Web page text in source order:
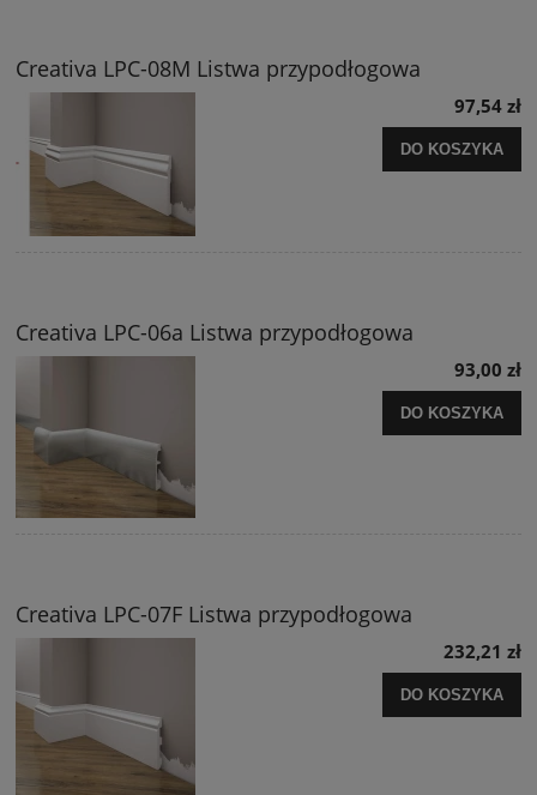
Creativa LPC-08M Listwa przypodłogowa
97,54 zł
DO KOSZYKA
Creativa LPC-06a Listwa przypodłogowa
93,00 zł
DO KOSZYKA
Creativa LPC-07F Listwa przypodłogowa
232,21 zł
DO KOSZYKA